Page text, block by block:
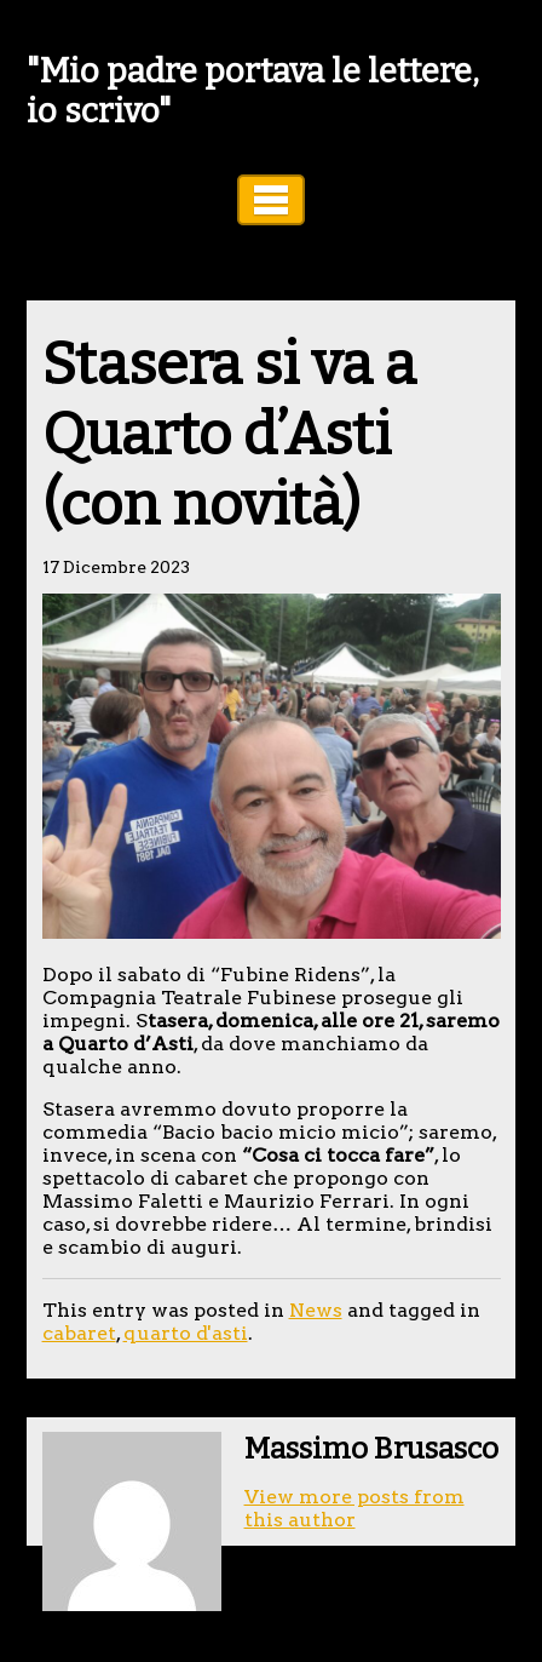
"Mio padre portava le lettere,
io scrivo"
Stasera si va a
Quarto d’Asti
(con novità)
17 Dicembre 2023
Dopo il sabato di “Fubine Ridens”, la
Compagnia Teatrale Fubinese prosegue gli
impegni. Stasera, domenica, alle ore 21, saremo
a Quarto d’Asti, da dove manchiamo da
qualche anno.
Stasera avremmo dovuto proporre la
commedia “Bacio bacio micio micio”; saremo,
invece, in scena con “Cosa ci tocca fare”, lo
spettacolo di cabaret che propongo con
Massimo Faletti e Maurizio Ferrari. In ogni
caso, si dovrebbe ridere… Al termine, brindisi
e scambio di auguri.
This entry was posted in News and tagged in
cabaret,quarto d'asti.
Massimo Brusasco
View more posts from
this author